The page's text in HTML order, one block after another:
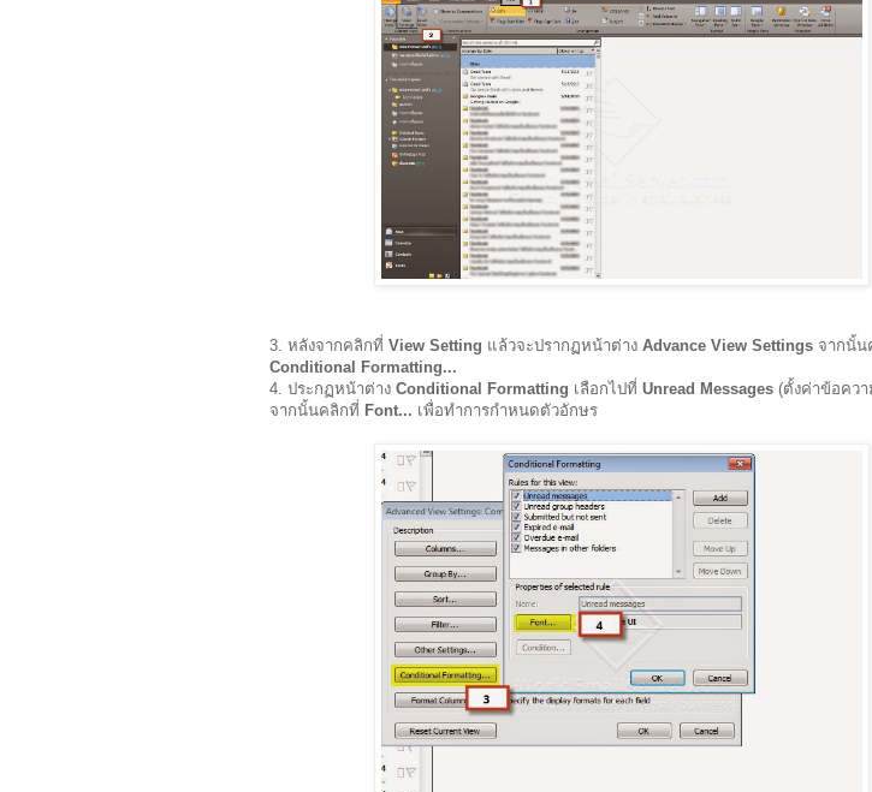
3. หลังจากคลิกที่ View Setting แล้วจะปรากฏหน้าต่าง Advance View Settings จากนั้น
Conditional Formatting...
4. ประกฏหน้าต่าง Conditional Formatting เลือกไปที่ Unread Messages (ตั้งค่าข้อคว
จากนั้นคลิกที่ Font... เพื่อทำการกำหนดตัวอักษร